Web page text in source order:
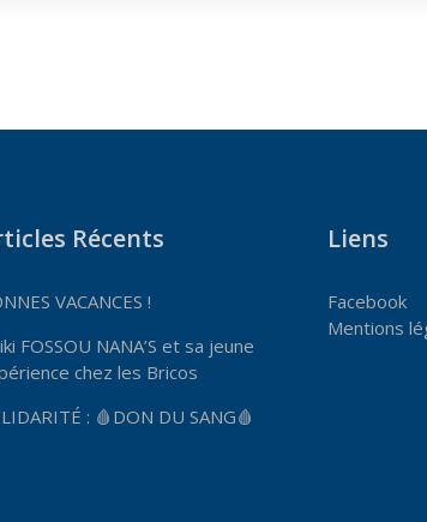
Récents
VACANCES !
FOSSOU NANA’S et sa jeune
chez les Bricos
: 🩸DON DU SANG🩸
Liens
Facebook
Mentions